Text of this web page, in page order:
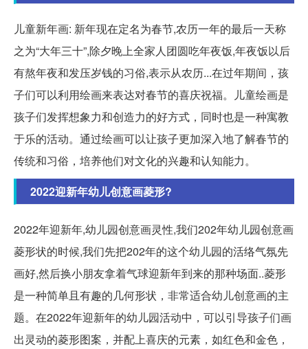
儿童新年画: 新年现在定名为春节,农历一年的最后一天称
之为“大年三十”,除夕晚上全家人团圆吃年夜饭,年夜饭以后
有熬年夜和发压岁钱的习俗,表示从农历...在过年期间，孩
子们可以利用绘画来表达对春节的喜庆祝福。儿童绘画是
孩子们发挥想象力和创造力的好方式，同时也是一种寓教
于乐的活动。通过绘画可以让孩子更加深入地了解春节的
传统和习俗，培养他们对文化的兴趣和认知能力。
2022迎新年幼儿创意画菱形?
2022年迎新年,幼儿园创意画灵性,我们202年幼儿园创意画
菱形状的时候,我们先把202年的这个幼儿园的活络气氛先
画好,然后换小朋友拿着气球迎新年到来的那种场面..菱形
是一种简单且有趣的几何形状，非常适合幼儿创意画的主
题。在2022年迎新年的幼儿园活动中，可以引导孩子们画
出灵动的菱形图案，并配上喜庆的元素，如红色和金色，